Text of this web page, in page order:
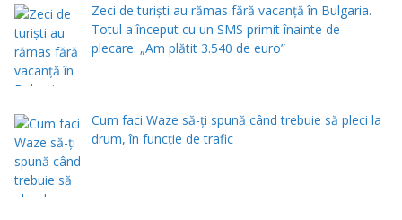
Zeci de turiști au rămas fără vacanță în Bulgaria.
Totul a început cu un SMS primit înainte de
plecare: „Am plătit 3.540 de euro”
Cum faci Waze să-ți spună când trebuie să pleci la
drum, în funcție de trafic